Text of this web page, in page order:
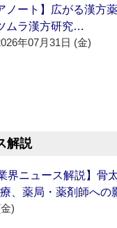
ノート】広がる漢方
ムラ漢方研究…
年07月31日 (金)
解説
界ニュース解説】骨
療、薬局・薬剤師へ
)